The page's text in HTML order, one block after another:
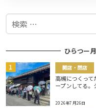
検
ひらつー
開店・閉店
高槻につくっ
ープンしてる。
2026年7月26日